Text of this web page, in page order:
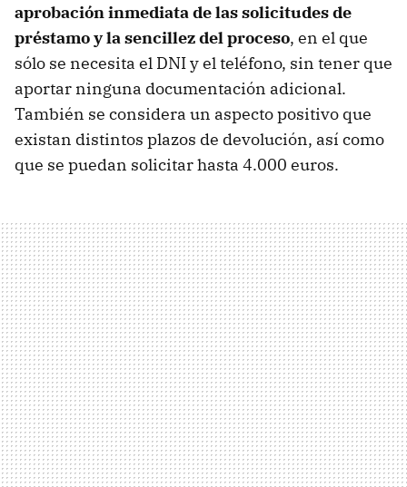
aprobación inmediata de las solicitudes de
préstamo y la sencillez del proceso, en el que
sólo se necesita el DNI y el teléfono, sin tener que
aportar ninguna documentación adicional.
También se considera un aspecto positivo que
existan distintos plazos de devolución, así como
que se puedan solicitar hasta 4.000 euros.